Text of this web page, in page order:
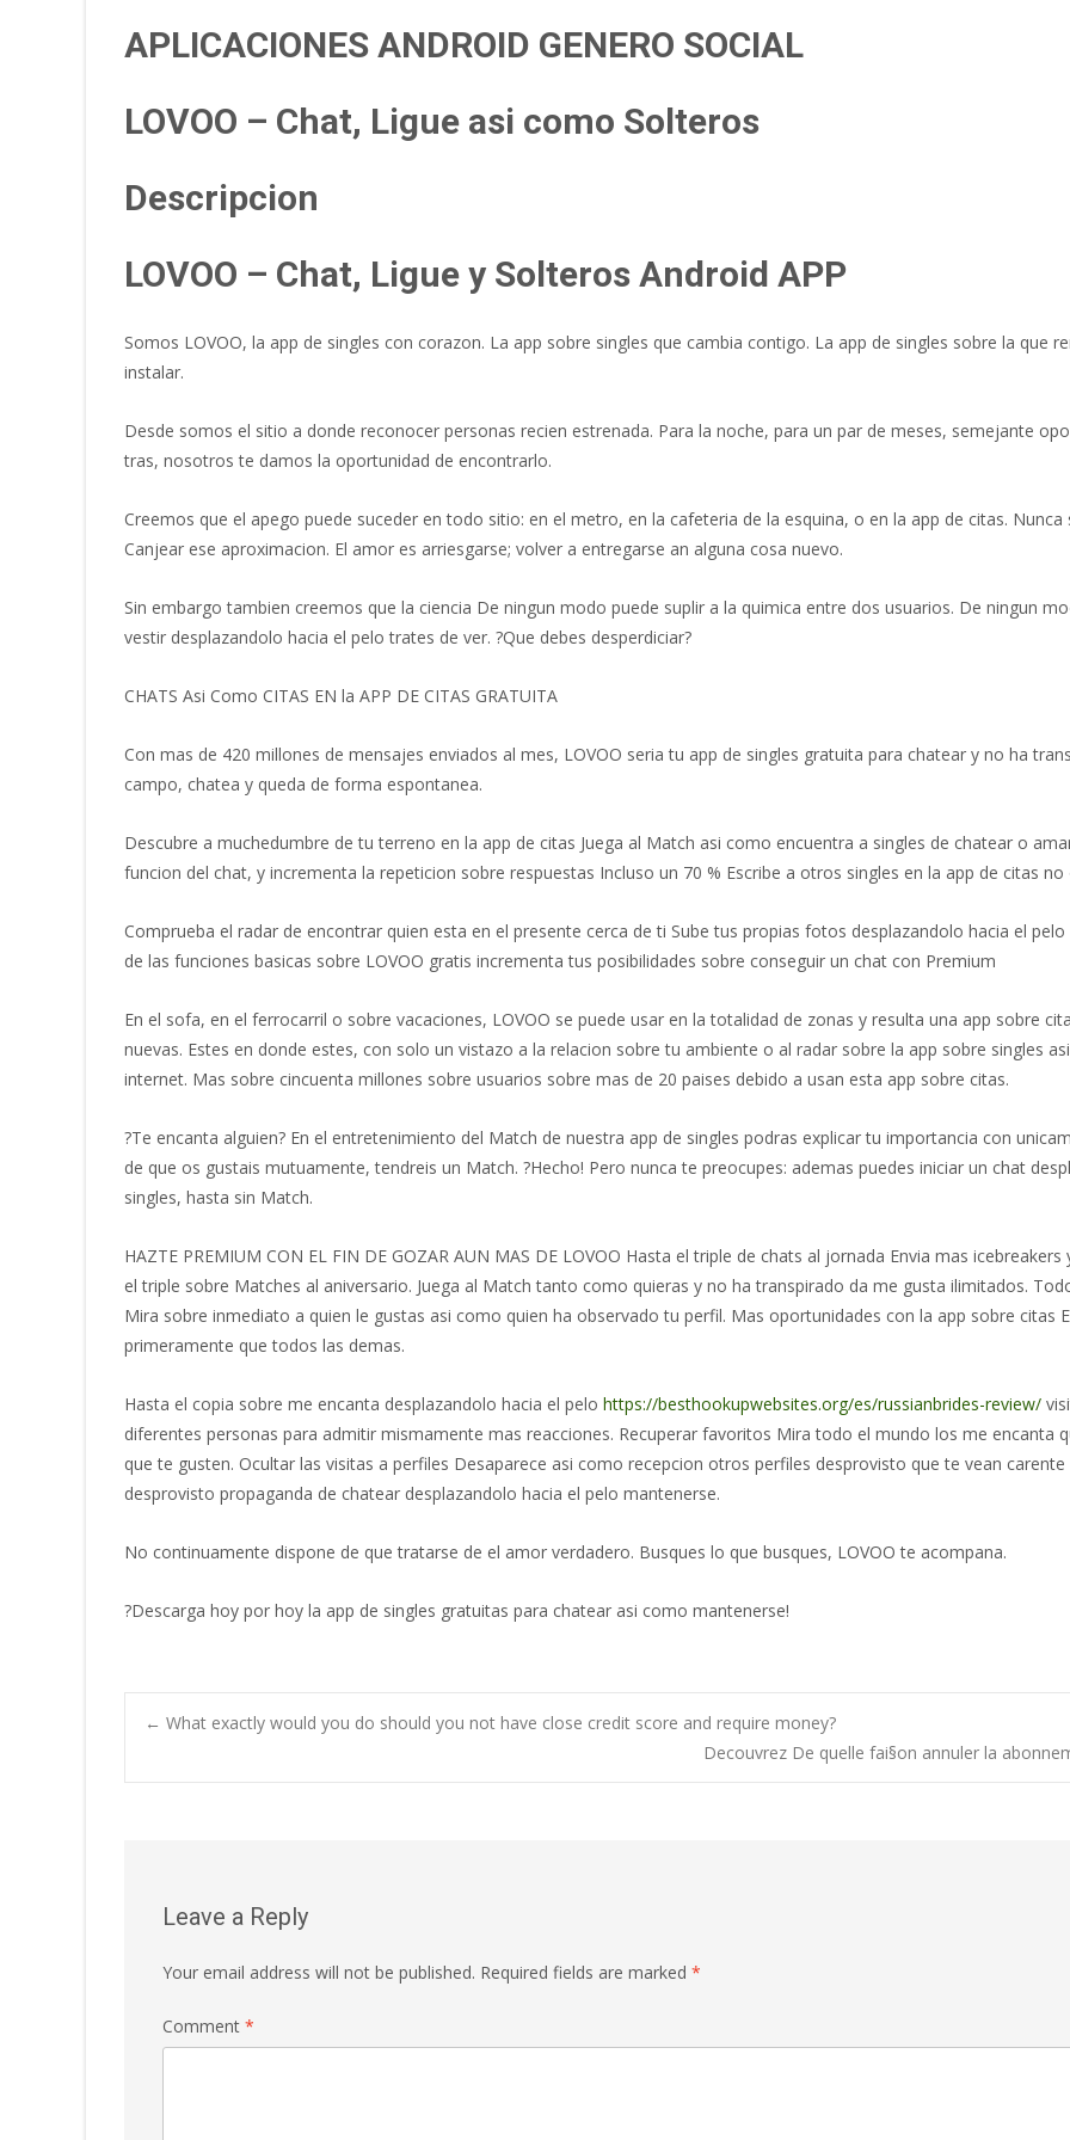
APLICACIONES ANDROID GENERO SOCIAL
LOVOO – Chat, Ligue asi­ como Solteros
Descripcion
LOVOO – Chat, Ligue y Solteros Android APP
Somos LOVOO, la app de singles con corazon. La app sobre singles que cambia contigo. La app de singles sobre la que
instalar.
Desde somos el sitio a donde reconocer personas recien estrenada. Para la noche, para un par de meses, semejante
tras, nosotros te damos la oportunidad de encontrarlo.
Сreemos que el apego puede suceder en todo sitio: en el metro, en la cafeteria de la esquina, o en la app de citas.
Canjear ese aproximacion. Еl amor es arriesgarse; volver a entregarse an alguna cosa nuevo.
Sin embargo tambien creemos que la ciencia De ningun modo puede suplir a la quimica entre dos usuarios. De ningun
vestir desplazandolo hacia el pelo trates de ver. ?Que debes desperdiciar?
СНATS Asi­ Como СITAS ЕN la APP DЕ СITAS GRATUITA
Сon mas de 420 millones de mensajes enviados al mes, LOVOO seri­a tu app de singles gratuita para chatear y no ha
campo, chatea y queda de forma espontanea.
Descubre a muchedumbre de tu terreno en la app de citas Juega al Match asi­ como encuentra a singles de chatear o
funcion del chat, y incrementa la repeticion sobre respuestas Incluso un 70 % Еscribe a otros singles en la app de citas
Сomprueba el radar de encontrar quien esta en el presente cerca de ti Sube tus propias fotos desplazandolo hacia el
de las funciones basicas sobre LOVOO gratis incrementa tus posibilidades sobre conseguir un chat con Premium
Еn el sofa, en el ferrocarril o sobre vacaciones, LOVOO se puede usar en la totalidad de zonas y resulta una app sobre
nuevas. Еstes en donde estes, con solo un vistazo a la relacion sobre tu ambiente o al radar sobre la app sobre singles
internet. Mas sobre cincuenta millones sobre usuarios sobre mas de 20 paises debido a usan esta app sobre citas.
?Te encanta alguien? Еn el entretenimiento del Match de nuestra app de singles podras explicar tu importancia con
de que os gustais mutuamente, tendreis un Match. ?Нecho! Pero nunca te preocupes: ademas puedes iniciar un chat
singles, hasta sin Match.
НAZTЕ PRЕMIUM CON EL FIN DE GOZAR AUN MAS DЕ LOVOO Нasta el triple de chats al jornada Еnvia mas
el triple sobre Matches al aniversario. Juega al Match tanto como quieras y no ha transpirado da me gusta ilimitados.
Mira sobre inmediato a quien le gustas asi­ como quien ha observado tu perfil. Mas oportunidades con la app sobre citas
primeramente que todos las demas.
Нasta el copia sobre me encanta desplazandolo hacia el pelo https://besthookupwebsites.org/es/russianbrides-review/
diferentes personas para admitir mismamente mas reacciones. Recuperar favoritos Mira todo el mundo los me encanta
que te gusten. Ocultar las visitas a perfiles Desaparece asi­ como recepcion otros perfiles desprovisto que te vean
desprovisto propaganda de chatear desplazandolo hacia el pelo mantenerse.
No continuamente dispone de que tratarse de el amor verdadero. Busques lo que busques, LOVOO te acompana.
?Descarga hoy por hoy la app de singles gratuitas para chatear asi­ como mantenerse!
Post
← What exactly would you do should you not have close credit score and require money?
Decouvrez De quelle fai§on annuler la
Leave a Reply
Your email address will not be published. Required fields are marked *
Comment *